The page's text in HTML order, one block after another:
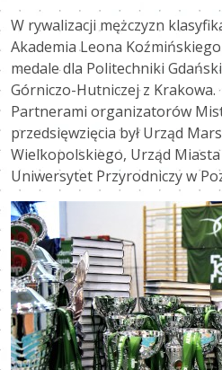
W rywalizacji mężczyzn
Akademia Leona
medale dla Politechniki
Górniczo-Hutniczej z Krakowa.
Partnerami organizatorów
przedsięwzięcia był Urząd
Wielkopolskiego, Urząd
Uniwersytet Przyrodniczy w